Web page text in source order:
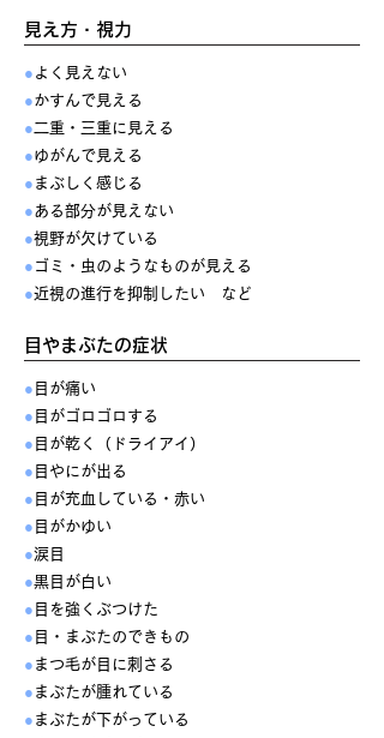
見え方・視力
● よく見えない
●かすんで見える
●二重・三重に見える
●ゆがんで見える
● まぶしく感じる
●ある部分が見えない
●視野が欠けている
● ゴミ・虫のようなものが見える
●近視の進行を抑制したい など
目やまぶたの症状
● 目が痛い
● 目がゴロゴロする
● 目が乾く（ドライアイ）
● 目やにが出る
● 目が充血している・赤い
● 目がかゆい
●涙目
●黒目が白い
● 目を強くぶつけた
● 目・まぶたのできもの
● まつ毛が目に刺さる
● まぶたが腫れている
● まぶたが下がっている